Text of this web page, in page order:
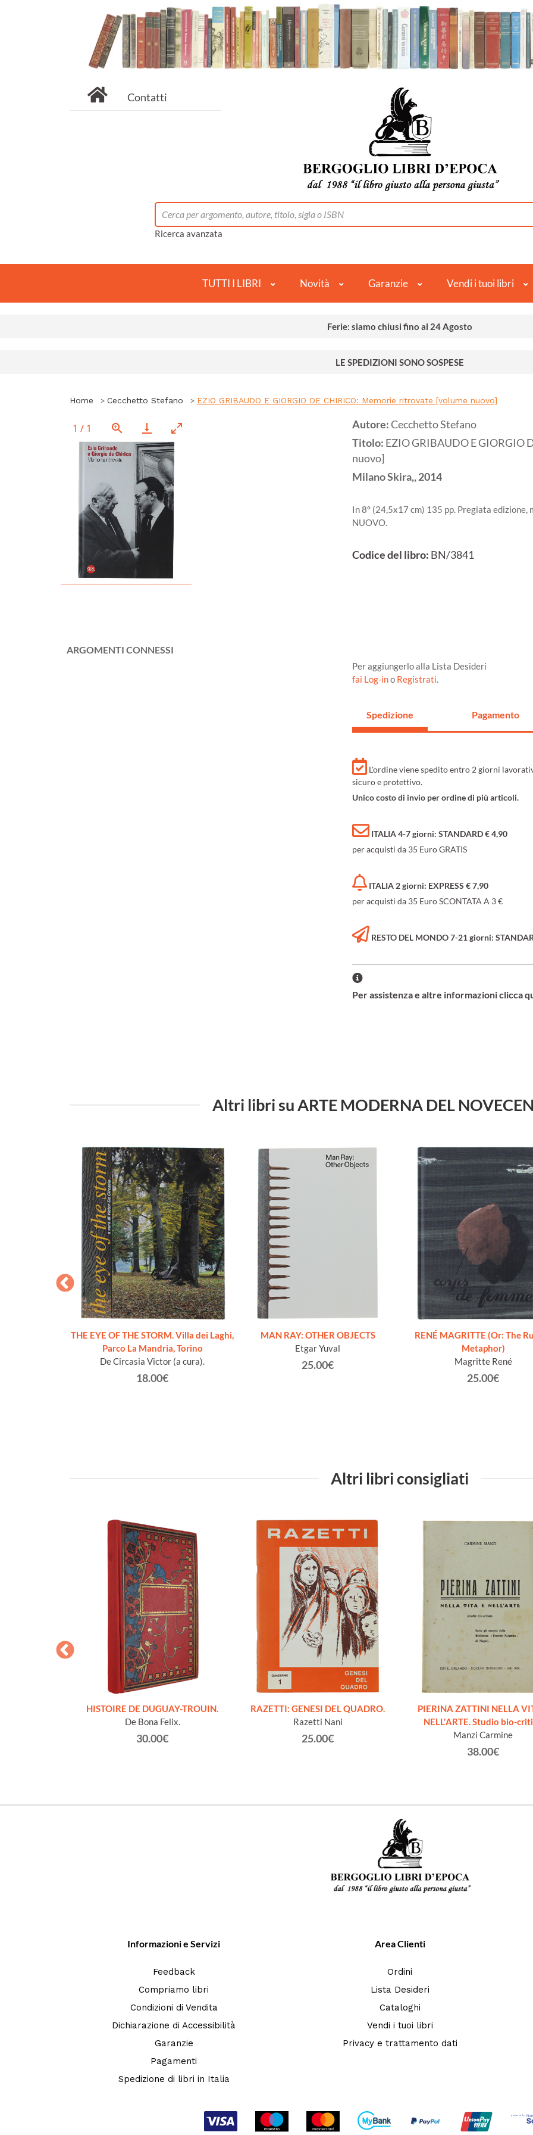
Contatti
Ricerca avanzata
TUTTI I LIBRI Novità Garanzie Vendi i tuoi libri
Ferie: siamo chiusi fino al 24 Agosto
LE SPEDIZIONI SONO SOSPESE
Home Cecchetto Stefano EZIO GRIBAUDO E GIORGIO DE CHIRICO: Memorie ritrovate [volume nuovo]
1 / 1
ARGOMENTI CONNESSI
Autore:Cecchetto Stefano
Titolo: EZIO GRIBAUDO E GIORGIO
nuovo]
MilanoSkira,,2014
In 8° (24,5x17 cm) 135 pp. Pregiata
NUOVO.
Codice del libro: BN/3841
Per aggiungerlo alla Lista Desideri
fai Log-ino Registrati.
Spedizione Pagamento
L'ordine viene spedito entro 2 giorni
sicuro e protettivo.
Unico costo di invio per ordine di più articoli.
ITALIA 4-7 giorni: STANDARD € 4,90
per acquisti da 35 Euro GRATIS
ITALIA 2 giorni: EXPRESS € 7,90
per acquisti da 35 Euro SCONTATA A 3 €
RESTO DEL MONDO 7-21 giorni:
Per assistenza e altre informazioni clicca
Altri libri su ARTE MODERNA DEL
THE EYE OF THE STORM. Villa dei Laghi,
Parco La Mandria, Torino
De Circasia Victor (a cura).
18.00€
MAN RAY: OTHER OBJECTS
Etgar Yuval
25.00€
RENÉ MAGRITTE (Or: The
Metaphor)
Magritte René
25.00€
Altri libri consigliati
HISTOIRE DE DUGUAY-TROUIN.
De Bona Felix.
30.00€
RAZETTI: GENESI DEL QUADRO.
Razetti Nani
25.00€
PIERINA ZATTINI NELLA
NELL'ARTE. Studio bio-
Manzi Carmine
38.00€
Informazioni e Servizi
Feedback
Compriamo libri
Condizioni di Vendita
Dichiarazione di Accessibilità
Garanzie
Pagamenti
Spedizione di libri in Italia
Area Clienti
Ordini
Lista Desideri
Cataloghi
Vendi i tuoi libri
Privacy e trattamento dati